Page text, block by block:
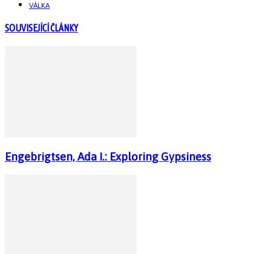
VÁLKA
SOUVISEJÍCÍ ČLÁNKY
Engebrigtsen, Ada I.: Exploring Gypsiness